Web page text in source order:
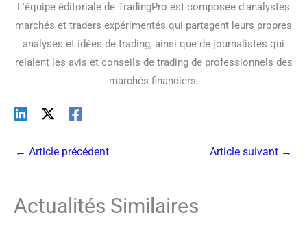
L'équipe éditoriale de TradingPro est composée d'analystes
marchés et traders expérimentés qui partagent leurs propres
analyses et idées de trading, ainsi que de journalistes qui
relaient les avis et conseils de trading de professionnels des
marchés financiers.
← Article précédent Article suivant →
Actualités Similaires